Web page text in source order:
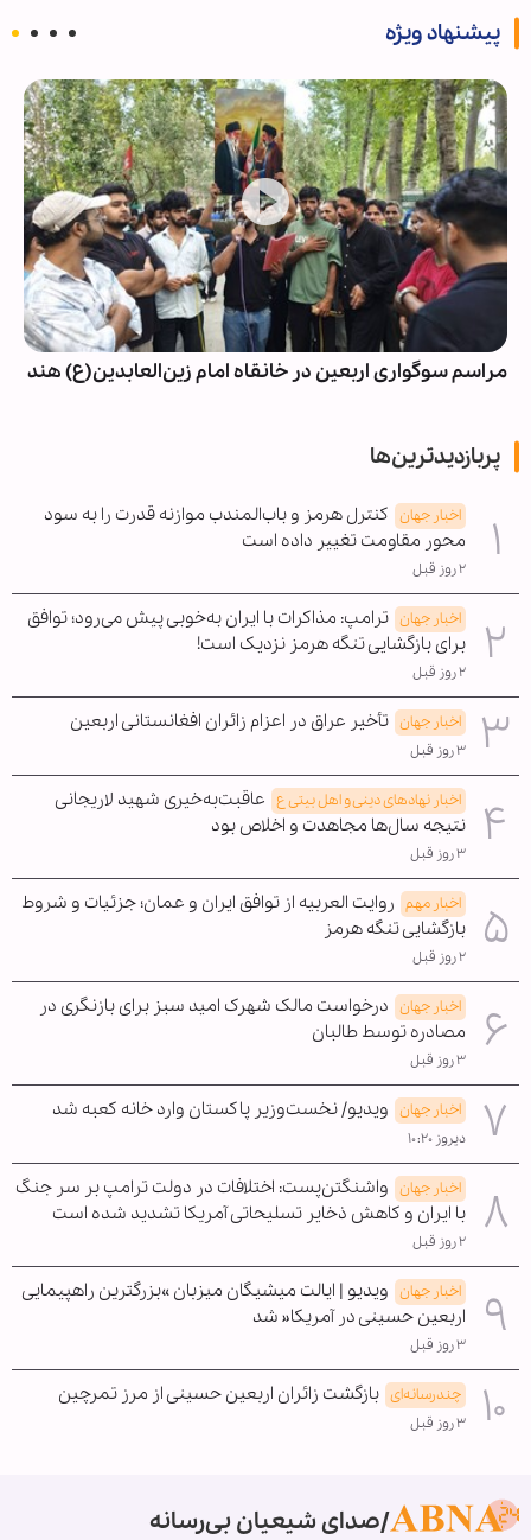
پیشنهاد ویژه
مراسم سوگواری اربعین در خانقاه امام زین‌العابدین(ع) هند
پربازدیدترین‌ها
اخبار جهان کنترل هرمز و باب‌المندب موازنه قدرت را به سود
محور مقاومت تغییر داده است
۲ روز قبل
اخبار جهان ترامپ: مذاکرات با ایران به‌خوبی پیش می‌رود؛ توافق
برای بازگشایی تنگه هرمز نزدیک است!
۲ روز قبل
اخبار جهان تأخیر عراق در اعزام زائران افغانستانی اربعین
۳ روز قبل
اخبار نهادهای دینی و اهل بیتی ع عاقبت‌به‌خیری شهید لاریجانی
نتیجه سال‌ها مجاهدت و اخلاص بود
۳ روز قبل
اخبار مهم روایت العربیه از توافق ایران و عمان؛ جزئیات و شروط
بازگشایی تنگه هرمز
۲ روز قبل
اخبار جهان درخواست مالک شهرک امید سبز برای بازنگری در
مصادره توسط طالبان
۳ روز قبل
اخبار جهان ویدیو/ نخست‌وزیر پاکستان وارد خانه کعبه شد
دیروز ۱۰:۲۰
اخبار جهان واشنگتن‌پست: اختلافات در دولت ترامپ بر سر جنگ
با ایران و کاهش ذخایر تسلیحاتی آمریکا تشدید شده است
۲ روز قبل
اخبار جهان ویدیو | ایالت میشیگان میزبان »بزرگترین راهپیمایی
اربعین حسینی در آمریکا« شد
۳ روز قبل
چندرسانه‌ای بازگشت زائران اربعین حسینی از مرز تمرچین
۳ روز قبل
صدای شیعیان بی‌رسانه